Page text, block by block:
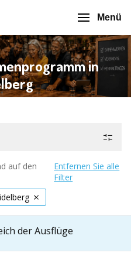
Menü
in
auf den
Entfernen Sie alle
Filter
der Ausflüge